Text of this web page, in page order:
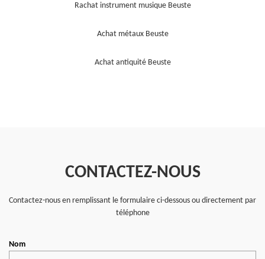
Rachat instrument musique Beuste
Achat métaux Beuste
Achat antiquité Beuste
CONTACTEZ-NOUS
Contactez-nous en remplissant le formulaire ci-dessous ou directement par
téléphone
Nom